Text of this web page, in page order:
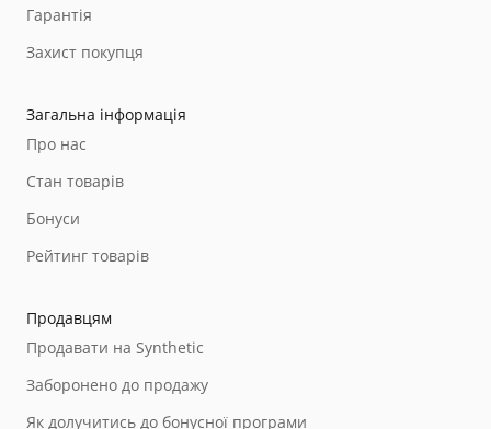
Гарантія
Захист покупця
Загальна інформація
Про нас
Стан товарів
Бонуси
Рейтинг товарів
Продавцям
Продавати на Synthetic
Заборонено до продажу
Як долучитись до бонусної програми